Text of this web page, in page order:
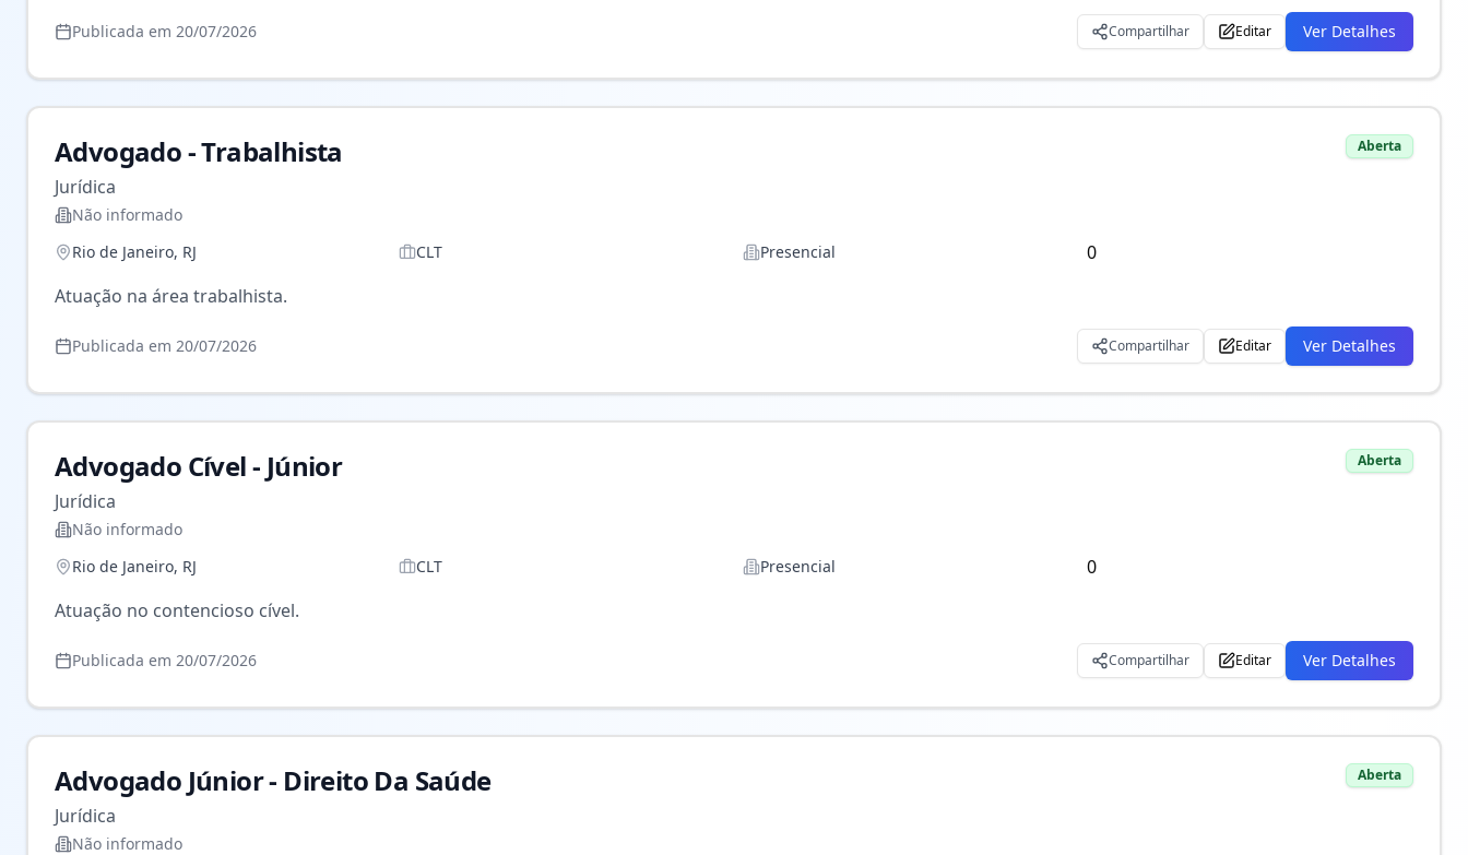
Publicada em 20/07/2026 Compartilhar Editar Ver Detalhes
Advogado - Trabalhista
Jurídica
Não informado
Aberta
Rio de Janeiro, RJ CLT Presencial
0
Atuação na área trabalhista.
Publicada em 20/07/2026 Compartilhar Editar Ver Detalhes
Advogado Cível - Júnior
Jurídica
Não informado
Aberta
Rio de Janeiro, RJ CLT Presencial
0
Atuação no contencioso cível.
Publicada em 20/07/2026 Compartilhar Editar Ver Detalhes
Advogado Júnior - Direito Da Saúde
Jurídica
Não informado
Aberta